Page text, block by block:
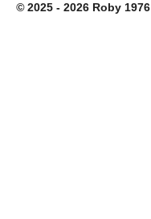
© 2025 - 2026 Roby 1976